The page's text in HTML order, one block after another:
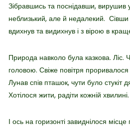
Зібравшись та поснідавши, вирушив
неблизький, але й недалекий. Сівши
вдихнув та видихнув і з вірою в
Природа навколо була казкова. Ліс.
головою. Свіже повітря проривалося
Лунав спів пташок, чути було стукіт
Хотілося жити, радіти кожній хвилині.
І ось на горизонті завиднілося